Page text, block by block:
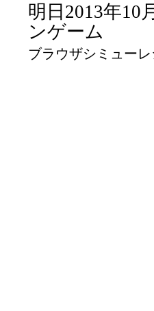
明日2013年10
ンゲーム
ブラウザシミューレ